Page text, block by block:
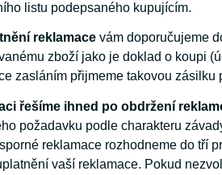
listu podepsaného kupujícím.
reklamace vám doporučujeme
zboží jako je doklad o koupi
zasláním přijmeme takovou
řešíme ihned po obdržení
požadavku podle charakteru
reklamace rozhodneme do tří
vaší reklamace. Pokud